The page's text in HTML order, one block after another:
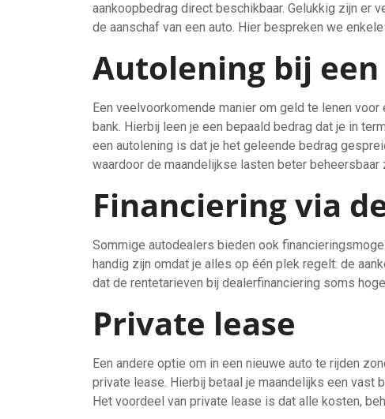
aankoopbedrag direct beschikbaar. Gelukkig zijn er
de aanschaf van een auto. Hier bespreken we
Autolening bij
Een veelvoorkomende manier om geld te lenen
bank. Hierbij leen je een bepaald bedrag dat je in
een autolening is dat je het geleende bedrag
waardoor de maandelijkse lasten beter beheersbaar
Financiering via
Sommige autodealers bieden ook
handig zijn omdat je alles op één plek regelt: de
dat de rentetarieven bij dealerfinanciering soms
Private lease
Een andere optie om in een nieuwe auto te rijden
private lease. Hierbij betaal je maandelijks een vast
Het voordeel van private lease is dat alle kosten,